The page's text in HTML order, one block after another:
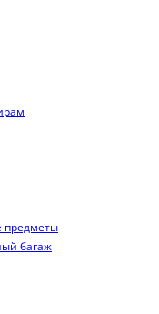
предметы
багаж